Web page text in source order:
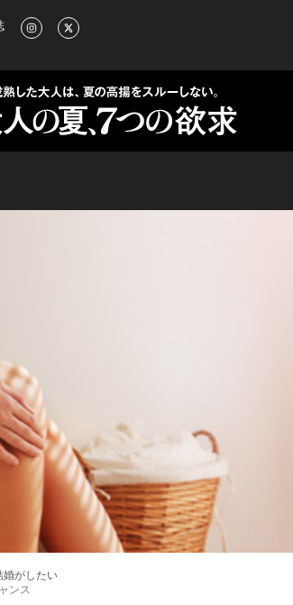
フスタイル情報
婚がしたい
ンス